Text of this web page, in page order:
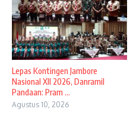
Lepas Kontingen Jambore
Nasional XII 2026, Danramil
Pandaan: Pram ...
Agustus 10, 2026